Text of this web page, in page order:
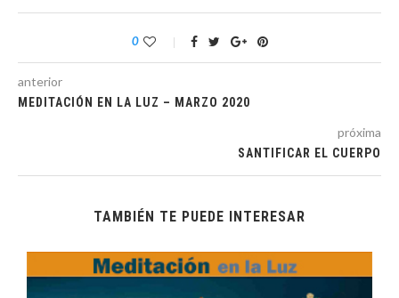
0
anterior
MEDITACIÓN EN LA LUZ – MARZO 2020
próxima
SANTIFICAR EL CUERPO
TAMBIÉN TE PUEDE INTERESAR